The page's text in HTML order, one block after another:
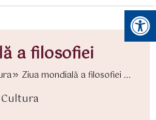
Instrumente pentru accesibilitate
a filosofiei
Ziua mondială a filosofiei ...
Cultura